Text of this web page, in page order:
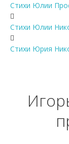
Стихи Юлии
Стихи Юлии
Стихи Юрия